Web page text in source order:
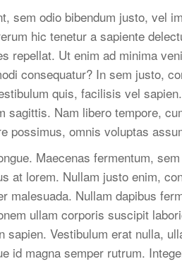
sem odio bibendum justo, vel
hic tenetur a sapiente
repellat. Ut enim ad minima
consequatur? In sem justo,
quis, facilisis vel
Nam libero tempore,
possimus, omnis voluptas
Maecenas fermentum,
at lorem. Nullam justo enim,
Nullam dapibus
ullam corporis suscipit
Vestibulum erat nulla,
id magna semper rutrum.